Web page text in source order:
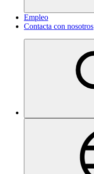
Empleo
Contacta con nosotros